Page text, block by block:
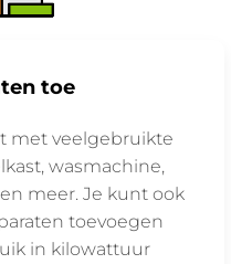
toe
met veelgebruikte
wasmachine,
meer. Je kunt ook
toevoegen
in kilowattuur